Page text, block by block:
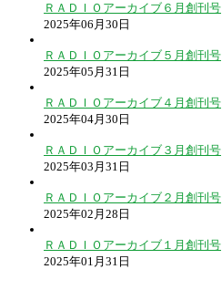
ＲＡＤＩＯアーカイブ６月創刊号
2025年06月30日
ＲＡＤＩＯアーカイブ５月創刊号
2025年05月31日
ＲＡＤＩＯアーカイブ４月創刊号
2025年04月30日
ＲＡＤＩＯアーカイブ３月創刊号
2025年03月31日
ＲＡＤＩＯアーカイブ２月創刊号
2025年02月28日
ＲＡＤＩＯアーカイブ１月創刊号
2025年01月31日